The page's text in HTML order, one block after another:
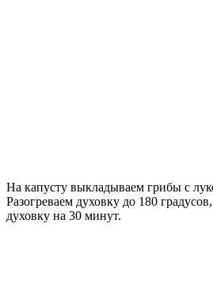
На капусту выкладываем грибы с
Разогреваем духовку до 180
духовку на 30 минут.